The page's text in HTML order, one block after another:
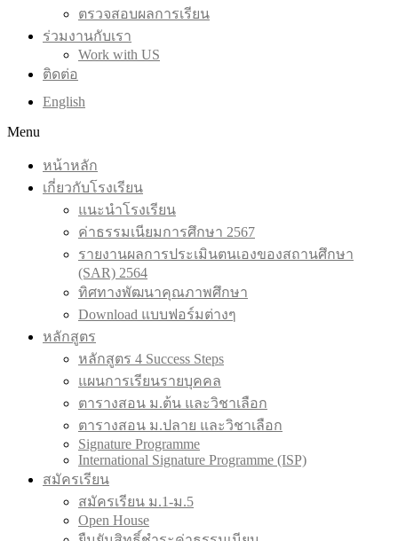
ตรวจสอบผลการเรียน
ร่วมงานกับเรา
Work with US
ติดต่อ
English
Menu
หน้าหลัก
เกี่ยวกับโรงเรียน
แนะนำโรงเรียน
ค่าธรรมเนียมการศึกษา 2567
รายงานผลการประเมินตนเองของสถานศึกษา
(SAR) 2564
ทิศทางพัฒนาคุณภาพศึกษา
Download แบบฟอร์มต่างๆ
หลักสูตร
หลักสูตร 4 Success Steps
แผนการเรียนรายบุคคล
ตารางสอน ม.ต้น และวิชาเลือก
ตารางสอน ม.ปลาย และวิชาเลือก
Signature Programme
International Signature Programme (ISP)
สมัครเรียน
สมัครเรียน ม.1-ม.5
Open House